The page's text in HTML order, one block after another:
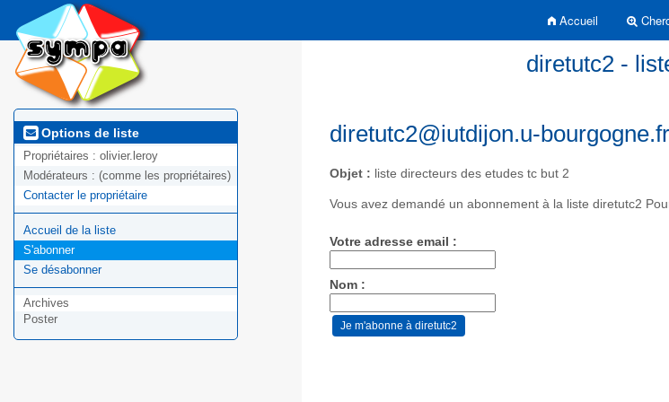
Accueil
diretutc2 -
Options de liste
Propriétaires : olivier.leroy
Modérateurs : (comme les propriétaires)
Contacter le propriétaire
Accueil de la liste
S'abonner
Se désabonner
Archives
Poster
diretutc2@iutdijon.u-bourgogne.fr
Objet : liste directeurs des etudes tc but 2
Vous avez demandé un abonnement à la liste diretutc2
Votre adresse email :
Nom :